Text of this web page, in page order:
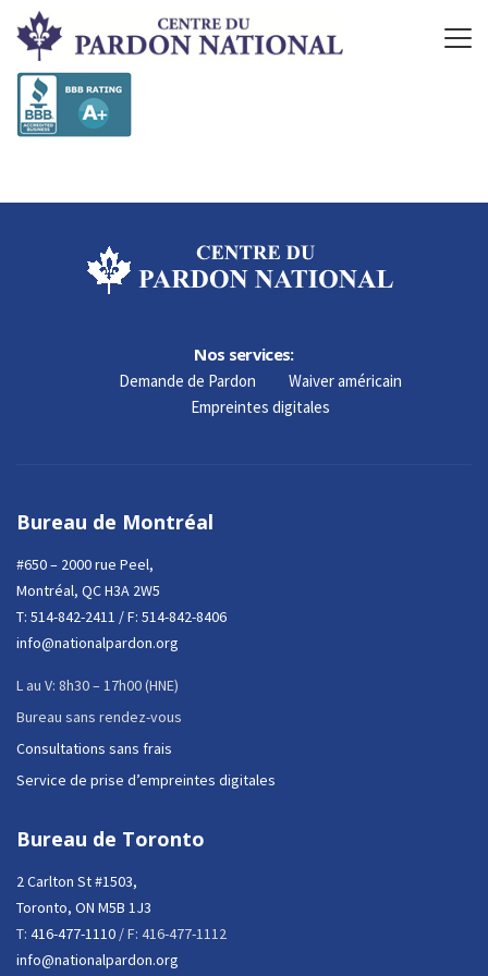
Nos services:
Demande de Pardon
Waiver américain
Empreintes digitales
Bureau de Montréal
#650 – 2000 rue Peel,
Montréal, QC H3A 2W5
T: 514-842-2411 / F: 514-842-8406
info@nationalpardon.org
L au V: 8h30 – 17h00 (HNE)
Bureau sans rendez-vous
Consultations sans frais
Service de prise d’empreintes digitales
Bureau de Toronto
2 Carlton St #1503,
Toronto, ON M5B 1J3
T: 416-477-1110 / F: 416-477-1112
info@nationalpardon.org